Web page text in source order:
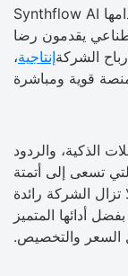
Synthflow​‍​‌‍​‍‌ AI هي المنصة التي يمكن لأي شخص استخدامها
يقدمون رضا
الشركةإنتاجية،
الذكية، والردود
تسعى إلى أتمتة
تزال الشركة رائدة
أدائها المتميز
السعر والتخصيص.